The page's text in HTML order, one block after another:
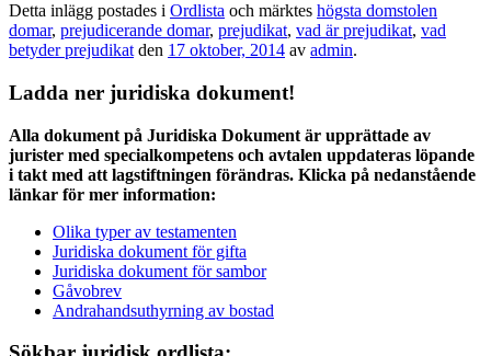
Detta inlägg postades i Ordlista och märktes högsta domstolen
domar, prejudicerande domar, prejudikat, vad är prejudikat, vad
betyder prejudikat den 17 oktober, 2014 av admin.
Ladda ner juridiska dokument!
Alla dokument på Juridiska Dokument är upprättade av
jurister med specialkompetens och avtalen uppdateras löpande
i takt med att lagstiftningen förändras. Klicka på nedanstående
länkar för mer information:
Olika typer av testamenten
Juridiska dokument för gifta
Juridiska dokument för sambor
Gåvobrev
Andrahandsuthyrning av bostad